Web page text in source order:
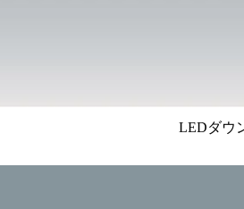
LEDダウ